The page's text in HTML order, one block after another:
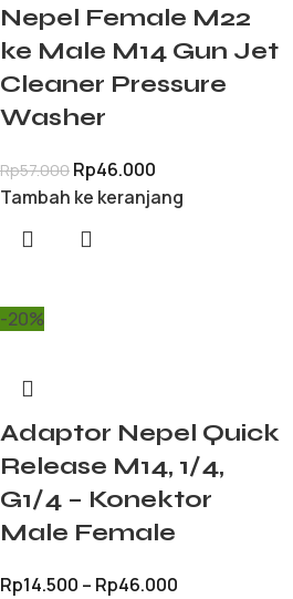
Nepel Female M22
ke Male M14 Gun Jet
Cleaner Pressure
Washer
Rp57.000 Rp46.000
Tambah ke keranjang
-20%
Adaptor Nepel Quick
Release M14, 1/4,
G1/4 – Konektor
Male Female
Rp14.500 – Rp46.000